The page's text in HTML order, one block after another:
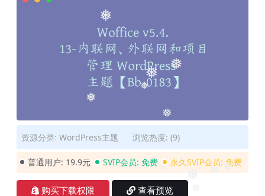
❅
❅
❅
❅
❅
❅
❅
❅ ❅
❅
资源分类: WordPress主题 浏览热度: (9)
普通用户: 19.9元 SVIP会员: 免费 永久SVIP会员: 免费
购买下载权限 查看预览